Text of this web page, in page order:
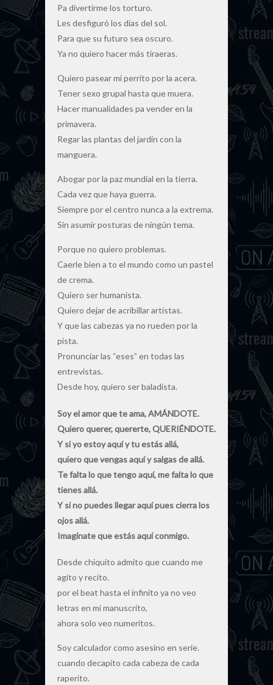
Pa divertirme los torturo.
Les desfiguró los días del sol.
Para que su futuro sea oscuro.
Ya no quiero hacer más tiraeras.
Quiero pasear mi perrito por la acera.
Tener sexo grupal hasta que muera.
Hacer manualidades pa vender en la
primavera.
Regar las plantas del jardín con la
manguera.
Abogar por la paz mundial en la tierra.
Cada vez que haya guerra.
Siempre por el centro nunca a la extrema.
Sin asumir posturas de ningún tema.
Porque no quiero problemas.
Caerle bien a to el mundo como un pastel
de crema.
Quiero ser humanista.
Quiero dejar de acribillar artistas.
Y que las cabezas ya no rueden por la
pista.
Pronunciar las “eses” en todas las
entrevistas.
Desde hoy, quiero ser baladista.
Soy el amor que te ama, AMÁNDOTE.
Quiero querer, quererte, QUERIÉNDOTE.
Y si yo estoy aquí y tu estás allá,
quiero que vengas aquí y salgas de allá.
Te falta lo que tengo aquí, me falta lo que
tienes allá.
Y si no puedes llegar aquí pues cierra los
ojos allá.
Imagínate que estás aquí conmigo.
Desde chiquito admito que cuando me
agito y recito.
por el beat hasta el infinito ya no veo
letras en mi manuscrito,
ahora solo veo numeritos.
Soy calculador como asesino en serie.
cuando decapito cada cabeza de cada
raperito.